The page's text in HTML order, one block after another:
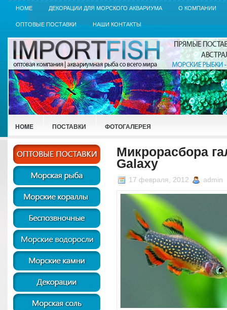
HOME ДЕКОРАЦИИ ДЛЯ МОРСКОГО АКВАРИУМА О КОМПАНИИ
ОПТОВЫЕ ПОСТАВКИ НАШИ КОНТАКТЫ
HOME ПОСТАВКИ ФОТОГАЛЕРЕЯ
Микрорасбора
Galaxy
17 февраля, 2012 admin